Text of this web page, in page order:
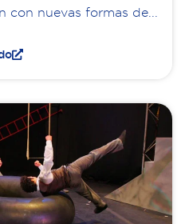
nuevas formas de...